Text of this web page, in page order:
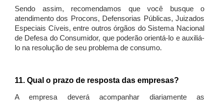
Sendo assim, recomendamos que você busque o
atendimento dos Procons, Defensorias Públicas, Juizados
Especiais Cíveis, entre outros órgãos do Sistema Nacional
de Defesa do Consumidor, que poderão orientá-lo e auxiliá-
lo na resolução de seu problema de consumo.
11. Qual o prazo de resposta das empresas?
A empresa deverá acompanhar diariamente as